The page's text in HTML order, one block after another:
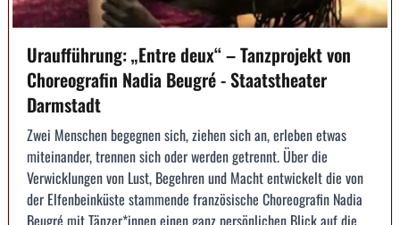
Uraufführung: „Entre deux“ – Tanzprojekt von
Choreografin Nadia Beugré - Staatstheater
Darmstadt
Zwei Menschen begegnen sich, ziehen sich an, erleben etwas
miteinander, trennen sich oder werden getrennt. Über die
Verwicklungen von Lust, Begehren und Macht entwickelt die von
der Elfenbeinküste stammende französische Choreografin Nadia
Beugré mit Tänzer*innen einen ganz persönlichen Blick auf die...